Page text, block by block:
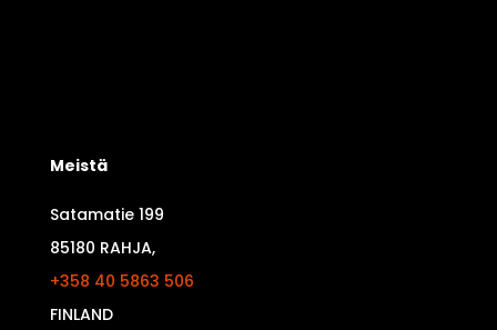
Meistä
Satamatie 199
85180 RAHJA,
+358 40 5863 506
FINLAND